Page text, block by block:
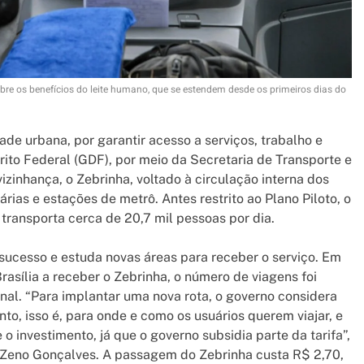
os benefícios do leite humano, que se estendem desde os primeiros dias do
urbana, por garantir acesso a serviços, trabalho e
Federal (GDF), por meio da Secretaria de Transporte e
o Zebrinha, voltado à circulação interna dos
e estações de metrô. Antes restrito ao Plano Piloto, o
cerca de 20,7 mil pessoas por dia.
e estuda novas áreas para receber o serviço. Em
a receber o Zebrinha, o número de viagens foi
“Para implantar uma nova rota, o governo considera
isso é, para onde e como os usuários querem viajar, e
investimento, já que o governo subsidia parte da tarifa”,
Gonçalves. A passagem do Zebrinha custa R$ 2,70,